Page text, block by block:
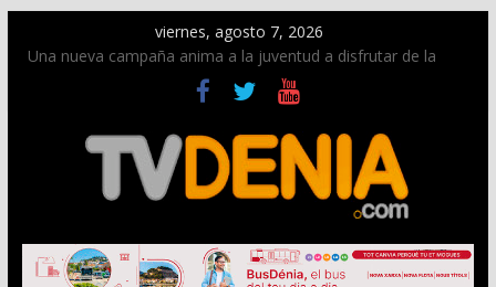
viernes, agosto 7, 2026
Una nueva campaña anima a la juventud a disfrutar de la
Paco Adsuar dona al Arxiu de Dénia más de 50.000 imágenes
de la memoria visual de la ciudad
La Entraeta Festera llena de ambiente la calle Marqués de
Campo con la recepción a la Capitanía Cristiana
El XII Festival de Jazz de Dénia reunirá durante agosto a
figuras nacionales e internacionales en los Jardins de
Torrecremada
Los Moros y Cristianos 2026 reciben las llaves de la ciudad y